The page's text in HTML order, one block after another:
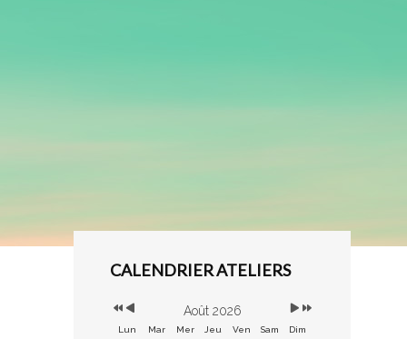
CALENDRIER ATELIERS
AnnéeMois
Année
Mois
Août 2026
Lun Mar Mer Jeu Ven Sam Dim